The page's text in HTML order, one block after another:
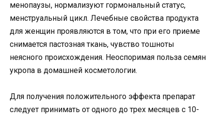
менопаузы, нормализуют гормональный статус,
менструальный цикл. Лечебные свойства продукта
для женщин проявляются в том, что при его приеме
снимается пастозная ткань, чувство тошноты
неясного происхождения. Неоспоримая польза семян
укропа в домашней косметологии.
Для получения положительного эффекта препарат
следует принимать от одного до трех месяцев с 10-